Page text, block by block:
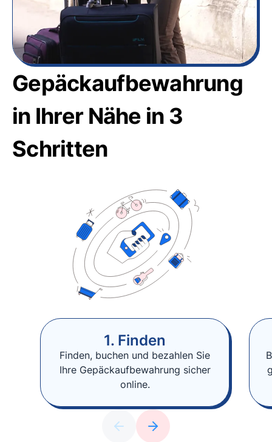
Gepäckaufbewahrung
in Ihrer Nähe in 3
Schritten
1. Finden
Finden, buchen und bezahlen Sie
Ihre Gepäckaufbewahrung sicher
online.